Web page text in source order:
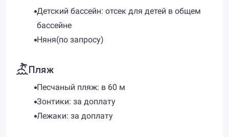
Детский бассейн: отсек для детей в общем
бассейне
Няня(по запросу)
Пляж
Песчаный пляж: в 60 м
Зонтики: за доплату
Лежаки: за доплату